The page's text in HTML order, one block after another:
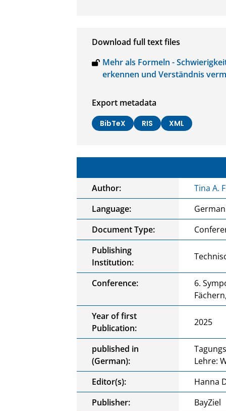
Download full text files
Mehr als Formeln -
erkennen und Verständnis
Export metadata
BibTeX RIS XML
Author:
Tina A.
Language:
German
Document Type:
Publishing
Institution:
Conference:
6.
Year of first
Publication:
2025
published in
(German):
Lehre:
Editor(s):
Hanna
Publisher:
BayZiel